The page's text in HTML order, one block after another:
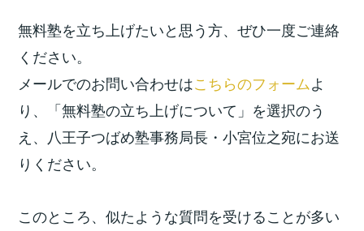
無料塾を立ち上げたいと思う方、ぜひ一度ご連絡
ください。
メールでのお問い合わせはこちらのフォームよ
り、「無料塾の立ち上げについて」を選択のう
え、八王子つばめ塾事務局長・小宮位之宛にお送
りください。
このところ、似たような質問を受けることが多い